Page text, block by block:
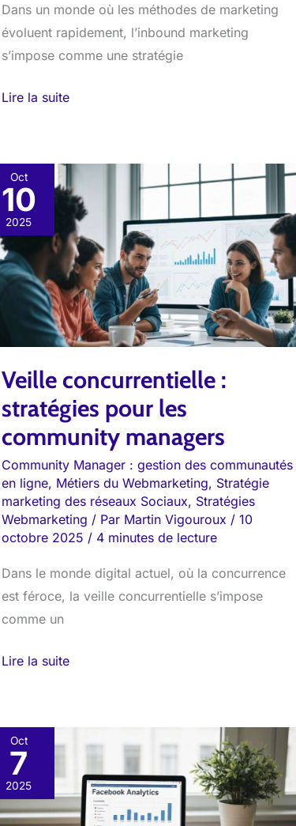
Dans un monde où les méthodes de marketing
évoluent rapidement, l’inbound marketing
s’impose comme une stratégie
Lire la suite
Oct
10
2025
Veille concurrentielle :
stratégies pour les
community managers
Community Manager : gestion des communautés
en ligne, Métiers du Webmarketing, Stratégie
marketing des réseaux Sociaux, Stratégies
Webmarketing / Par Martin Vigouroux / 10
octobre 2025 / 4 minutes de lecture
Dans le monde digital actuel, où la concurrence
est féroce, la veille concurrentielle s’impose
comme un
Veille
concurrentielle
:
stratégies
pour
community
Lire la suite
Oct
7
2025
Statistiques
clés
: